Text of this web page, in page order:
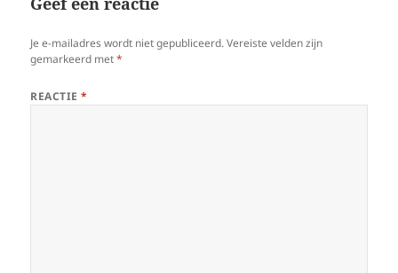
Je e-mailadres wordt niet gepubliceerd. Vereiste velden zijn
gemarkeerd met*
REACTIE*